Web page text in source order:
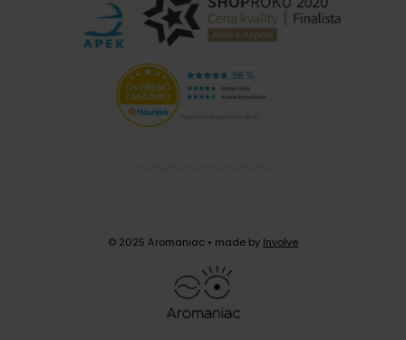
© 2025 Aromaniac • made by Involve